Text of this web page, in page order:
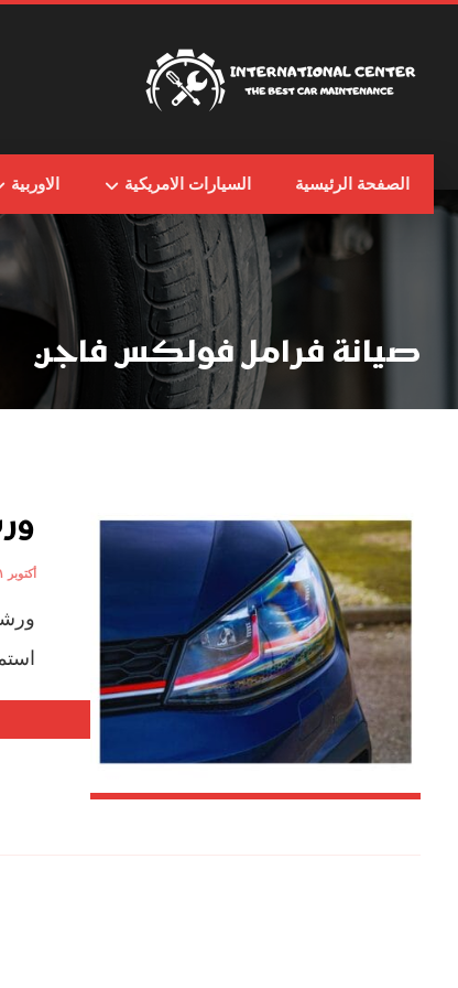
الصفحة الرئيسية السيارات الامريكية الاوربية
صيانة فرامل فولكس فاجن
أكتوبر ١, ٢٠٢٤